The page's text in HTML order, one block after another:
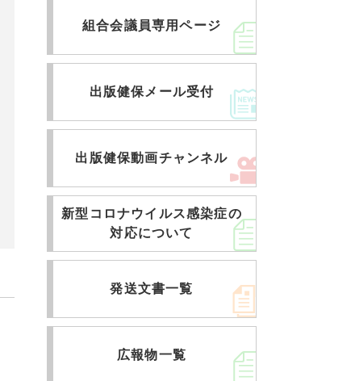
組合会議員専用ページ
出版健保メール受付
出版健保動画チャンネル
新型コロナウイルス感染症の
対応について
発送文書一覧
広報物一覧